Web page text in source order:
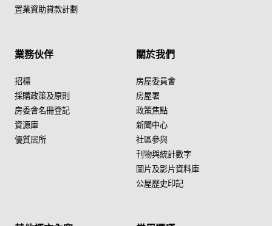
置業資助貸款計劃
業務伙伴
招標
採購政策及原則
房委會名冊登記
資源庫
優質居所
關於我們
房屋委員會
房屋署
政策焦點
新聞中心
社區參與
刊物與統計數字
圖片及影片資料庫
公屋歷史印記